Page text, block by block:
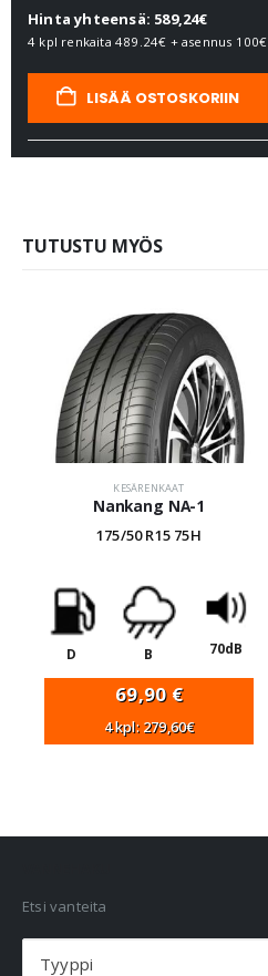
Hinta yhteensä: 589,24€
4 kpl renkaita 489.24€ + asennus 100€
LISÄÄ OSTOSKORIIN
TUTUSTU MYÖS
KESÄRENKAAT
Nankang NA-1
175/50 R15 75H
D B 70dB
69,90 €
4 kpl: 279,60€
Etsi vanteita
Tyyppi